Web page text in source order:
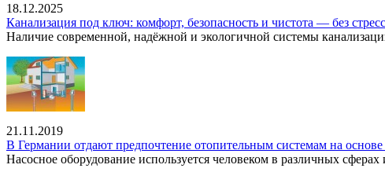
18.12.2025
Канализация под ключ: комфорт, безопасность и чистота — без
Наличие современной, надёжной и экологичной системы
21.11.2019
В Германии отдают предпочтение отопительным системам на основе
Насосное оборудование используется человеком в различных